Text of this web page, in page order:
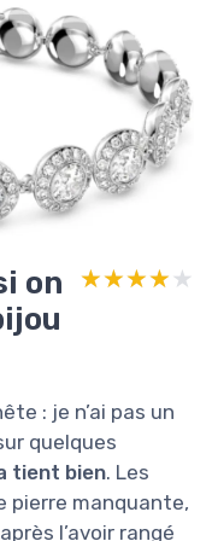
on
★★★★★
★★★★★
: je n’ai pas un
quelques
tient bien. Les
pierre manquante,
l’avoir rangé